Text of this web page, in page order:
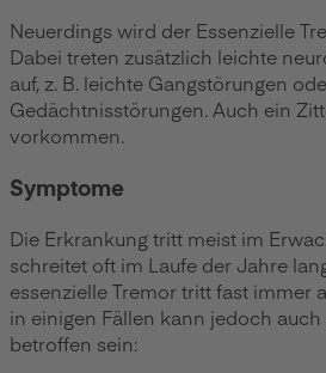
Neuerdings wird der Essenzielle
Dabei treten zusätzlich leichte
auf, z. B. leichte Gangstörungen
Gedächtnisstörungen. Auch ein
vorkommen.
Symptome
Die Erkrankung tritt meist im
schreitet oft im Laufe der Jahre
essenzielle Tremor tritt fast immer
in einigen Fällen kann jedoch
betroffen sein: